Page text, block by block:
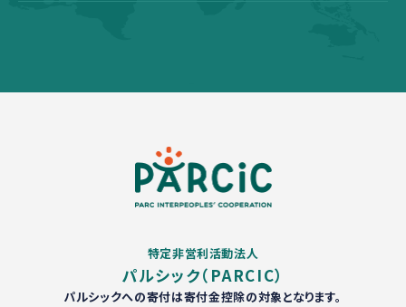
特定非営利活動法人
パルシック（PARCIC）
パルシックへの寄付は寄付金控除の対象となります。